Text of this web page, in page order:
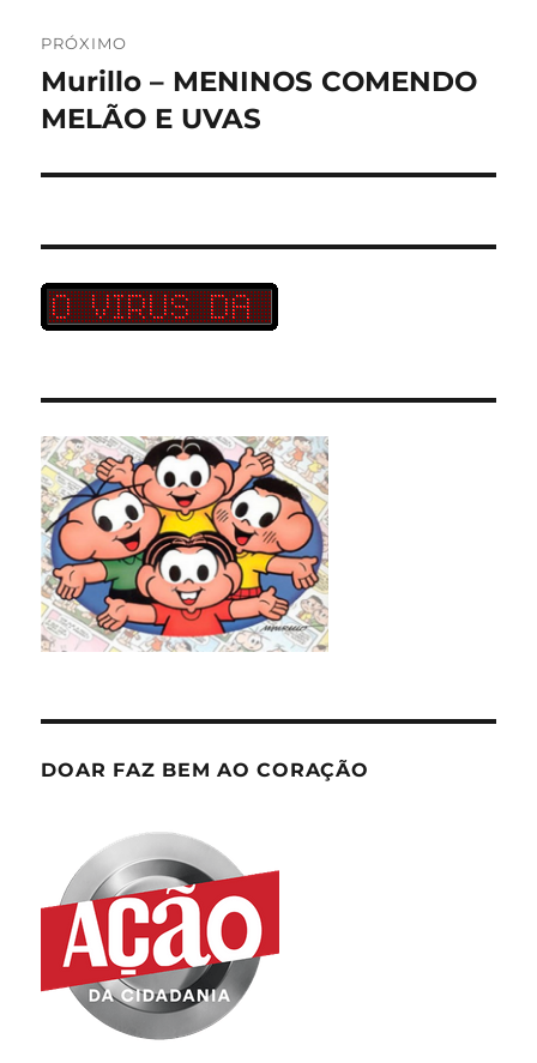
PRÓXIMO
Próximo
post:
Murillo – MENINOS COMENDO
MELÃO E UVAS
DOAR FAZ BEM AO CORAÇÃO